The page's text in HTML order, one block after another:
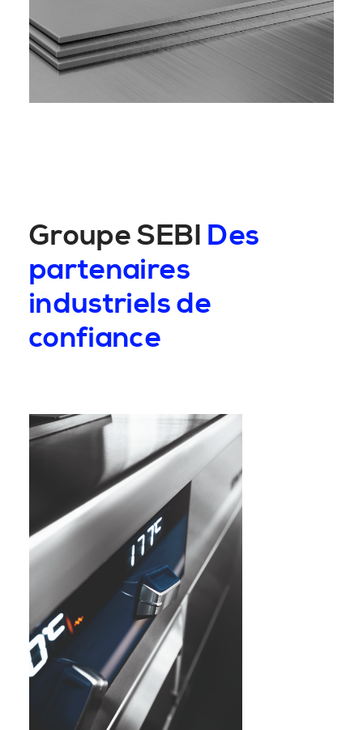
Groupe SEBI Des
partenaires
industriels de
confiance